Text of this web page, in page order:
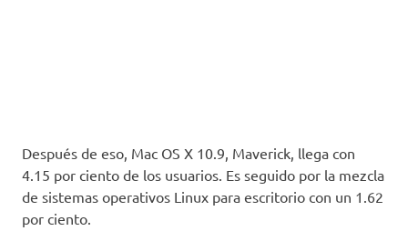
Después de eso, Mac OS X 10.9, Maverick, llega con
4.15 por ciento de los usuarios. Es seguido por la mezcla
de sistemas operativos Linux para escritorio con un 1.62
por ciento.